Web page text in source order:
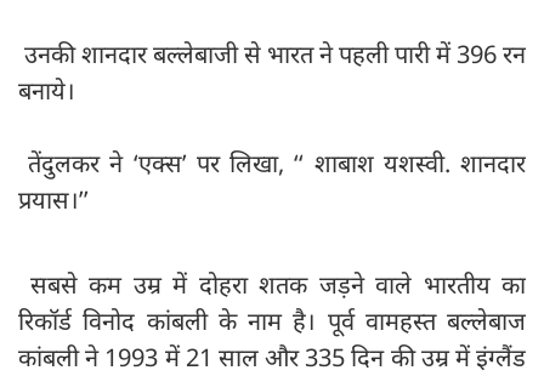
उनकी शानदार बल्लेबाजी से भारत ने पहली पारी में 396 रन
बनाये।
तेंदुलकर ने ‘एक्स’ पर लिखा, ‘‘ शाबाश यशस्वी. शानदार
प्रयास।’’
सबसे कम उम्र में दोहरा शतक जड़ने वाले भारतीय का
रिकॉर्ड विनोद कांबली के नाम है। पूर्व वामहस्त बल्लेबाज
कांबली ने 1993 में 21 साल और 335 दिन की उम्र में इंग्लैंड